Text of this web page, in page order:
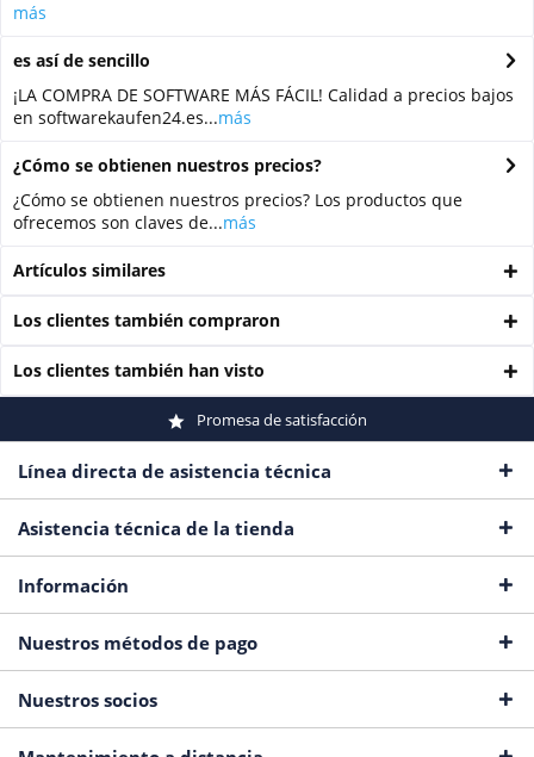
más
es así de sencillo
¡LA COMPRA DE SOFTWARE MÁS FÁCIL! Calidad a precios bajos
en softwarekaufen24.es...más
¿Cómo se obtienen nuestros precios?
¿Cómo se obtienen nuestros precios? Los productos que
ofrecemos son claves de...más
Artículos similares
Los clientes también compraron
Los clientes también han visto
Promesa de satisfacción
Línea directa de asistencia técnica
Asistencia técnica de la tienda
Información
Nuestros métodos de pago
Nuestros socios